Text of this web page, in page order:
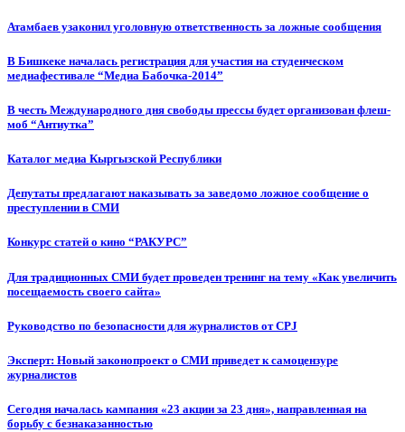
Атамбаев узаконил уголовную ответственность за ложные сообщения
В Бишкеке началась регистрация для участия на студенческом
медиафестивале “Медиа Бабочка-2014”
В честь Международного дня свободы прессы будет организован флеш-
моб “Антиутка”
Каталог медиа Кыргызской Республики
Депутаты предлагают наказывать за заведомо ложное сообщение о
преступлении в СМИ
Конкурс статей о кино “РАКУРС”
Для традиционных СМИ будет проведен тренинг на тему «Как увеличить
посещаемость своего сайта»
Руководство по безопасности для журналистов от CPJ
Эксперт: Новый законопроект о СМИ приведет к самоцензуре
журналистов
Сегодня началась кампания «23 акции за 23 дня», направленная на
борьбу с безнаказанностью